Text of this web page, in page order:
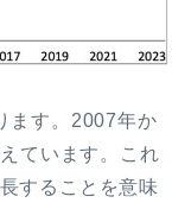
ます。2007年か
ています。これ
することを意味